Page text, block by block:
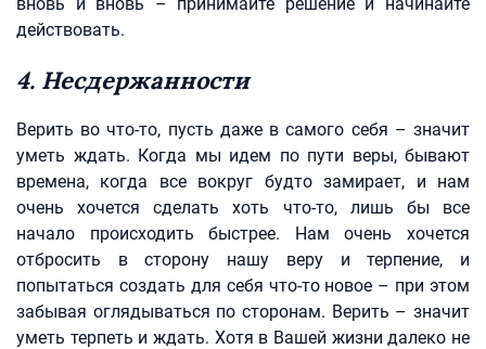
действовать.
4. Несдержанности
Верить во что-то, пусть даже в самого себя – значит
уметь ждать. Когда мы идем по пути веры, бывают
времена, когда все вокруг будто замирает, и нам
очень хочется сделать хоть что-то, лишь бы все
начало происходить быстрее. Нам очень хочется
отбросить в сторону нашу веру и терпение, и
попытаться создать для себя что-то новое – при этом
забывая оглядываться по сторонам. Верить – значит
уметь терпеть и ждать. Хотя в Вашей жизни далеко не